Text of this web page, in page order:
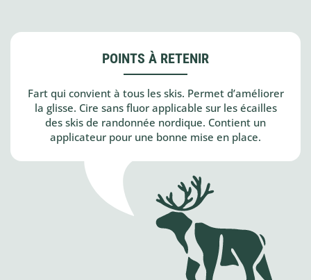
POINTS À RETENIR
Fart qui convient à tous les skis. Permet d’améliorer
la glisse. Cire sans fluor applicable sur les écailles
des skis de randonnée nordique. Contient un
applicateur pour une bonne mise en place.